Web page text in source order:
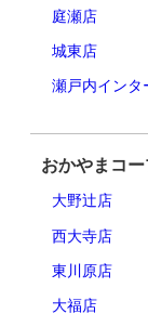
庭瀬店
城東店
瀬戸内インタ
おかやまコー
大野辻店
西大寺店
東川原店
大福店